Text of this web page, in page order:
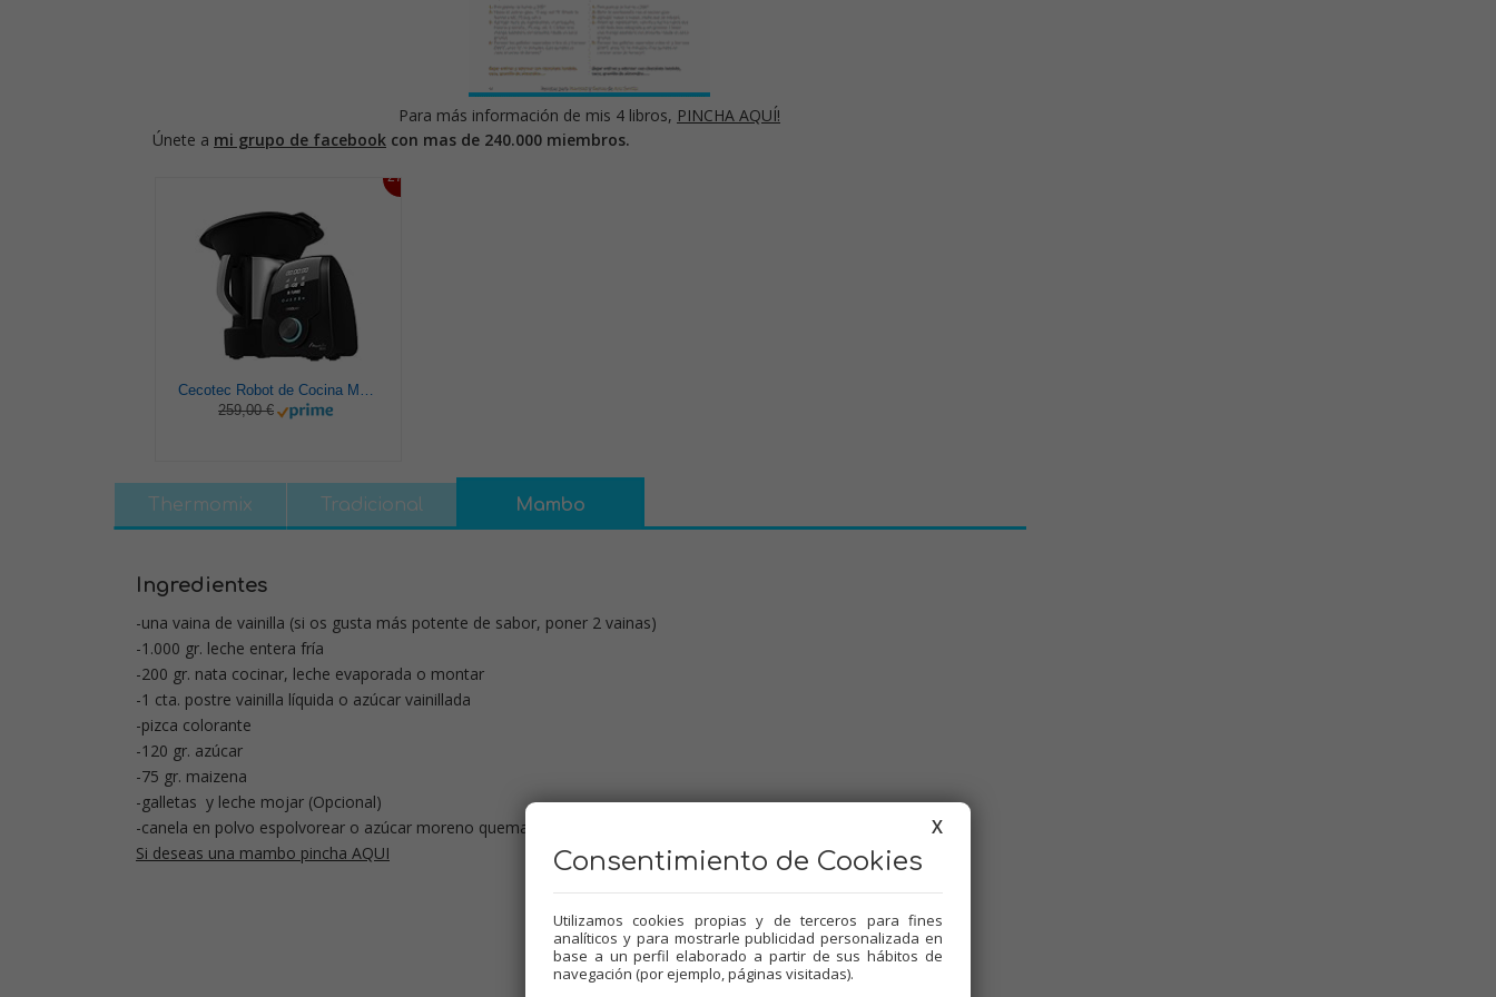
Para más información de mis 4 libros, PINCHA AQUÍ!
Únete a mi grupo de facebook con mas de 240.000 miembros.
27%
Cecotec Robot de Cocina Multifunción Mambo 9590. 1700 W, 30 Funciones, Cuchara MamboMix, Jarra Habana y Jarra de acero inoxidable de 3.3 L, Apta para lavavajillas, Báscula incorporada, Recetario
259,00 €
Thermomix Tradicional Mambo
Ingredientes
-una vaina de vainilla (si os gusta más potente de sabor, poner 2 vainas)
-1.000 gr. leche entera fría
-200 gr. nata cocinar, leche evaporada o montar
-1 cta. postre vainilla líquida o azúcar vainillada
-pizca colorante
-120 gr. azúcar
-75 gr. maizena
-galletas y leche mojar (Opcional)
-canela en polvo espolvorear o azúcar moreno quemar
Si deseas una mambo pincha AQUI
Dificultad:Baja
Tiempo de cocción:20minutos
Comensales:6
Etiquetas:
X
Consentimiento de Cookies
Utilizamos cookies propias y de terceros para fines
analíticos y para mostrarle publicidad personalizada en
base a un perfil elaborado a partir de sus hábitos de
navegación (por ejemplo, páginas visitadas).